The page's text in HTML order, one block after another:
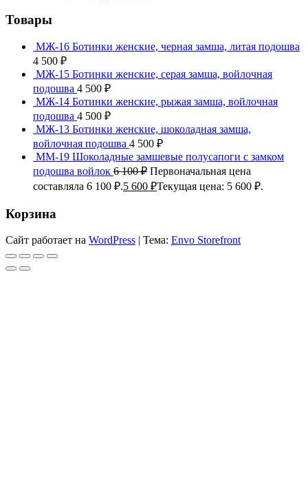
Товары
МЖ-16 Ботинки женские, черная замша, литая подошва
4 500 ₽
МЖ-15 Ботинки женские, серая замша, войлочная
подошва 4 500 ₽
МЖ-14 Ботинки женские, рыжая замша, войлочная
подошва 4 500 ₽
МЖ-13 Ботинки женские, шоколадная замша,
войлочная подошва 4 500 ₽
ММ-19 Шоколадные замшевые полусапоги с замком
подошва войлок 6 100₽ Первоначальная цена
составляла 6 100 ₽.5 600 ₽Текущая цена: 5 600 ₽.
Корзина
Сайт работает на WordPress | Тема: Envo Storefront